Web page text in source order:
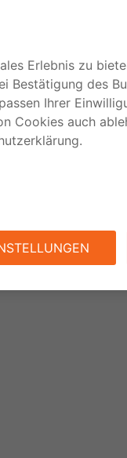
tun
sich die
ausschalten.
dessen